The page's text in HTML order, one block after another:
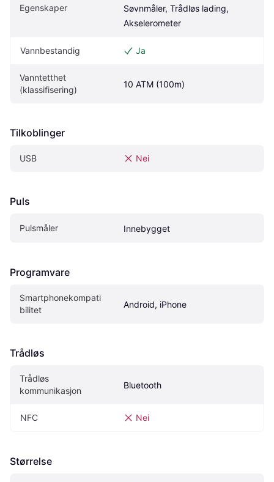
Egenskaper
Søvnmåler, Trådløs lading,
Akselerometer
Vannbestandig Ja
Vanntetthet
(klassifisering)
10 ATM (100m)
Tilkoblinger
USB Nei
Puls
Pulsmåler Innebygget
Programvare
Smartphonekompati
bilitet
Android, iPhone
Trådløs
Trådløs
kommunikasjon
Bluetooth
NFC Nei
Størrelse